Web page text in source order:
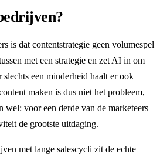
is dat contentstrategie geen volumespel
met een strategie en zet AI in om
slechts een minderheid haalt er ook
maken is dus niet het probleem,
wel: voor een derde van de marketeers
de grootste uitdaging.
met lange salescycli zit de echte